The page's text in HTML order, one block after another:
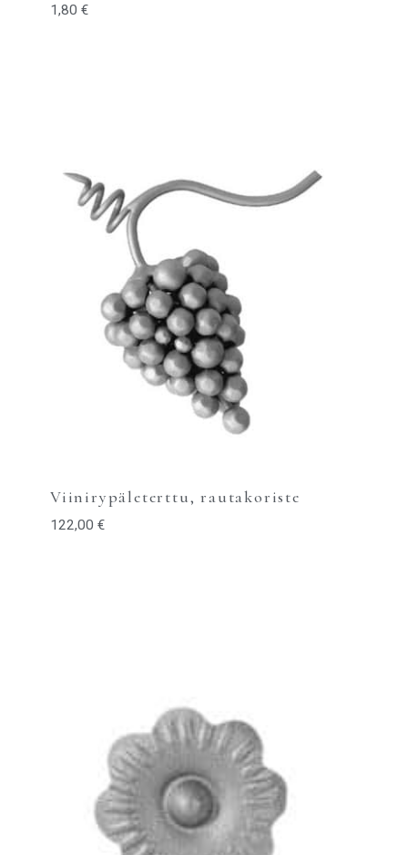
1,80 €
Viinirypäleterttu, rautakoriste
122,00 €